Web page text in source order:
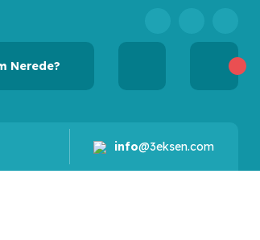
Nerede?
info@3eksen.com